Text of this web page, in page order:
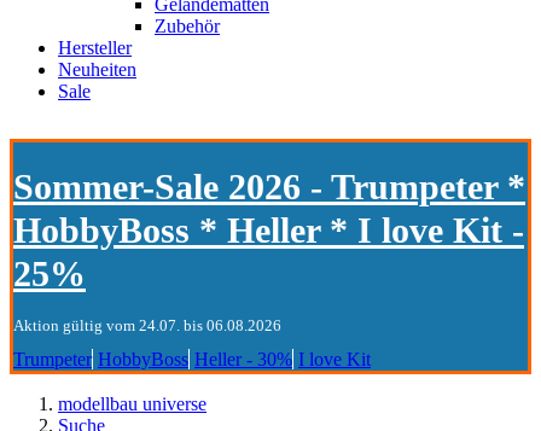
Geländematten
Zubehör
Hersteller
Neuheiten
Sale
Sommer-Sale 2026 - Trumpeter *
HobbyBoss * Heller * I love Kit -
25%
Aktion gültig vom 24.07. bis 06.08.2026
Trumpeter HobbyBoss Heller - 30% I love Kit
modellbau universe
Suche